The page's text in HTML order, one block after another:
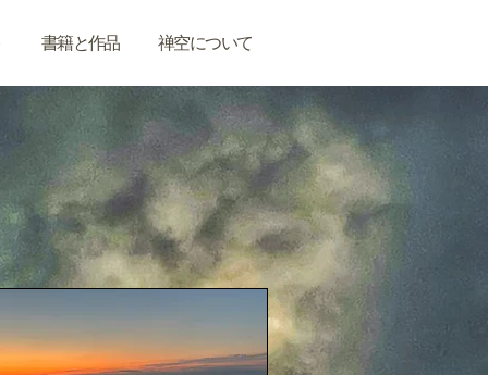
書籍と作品 禅空について